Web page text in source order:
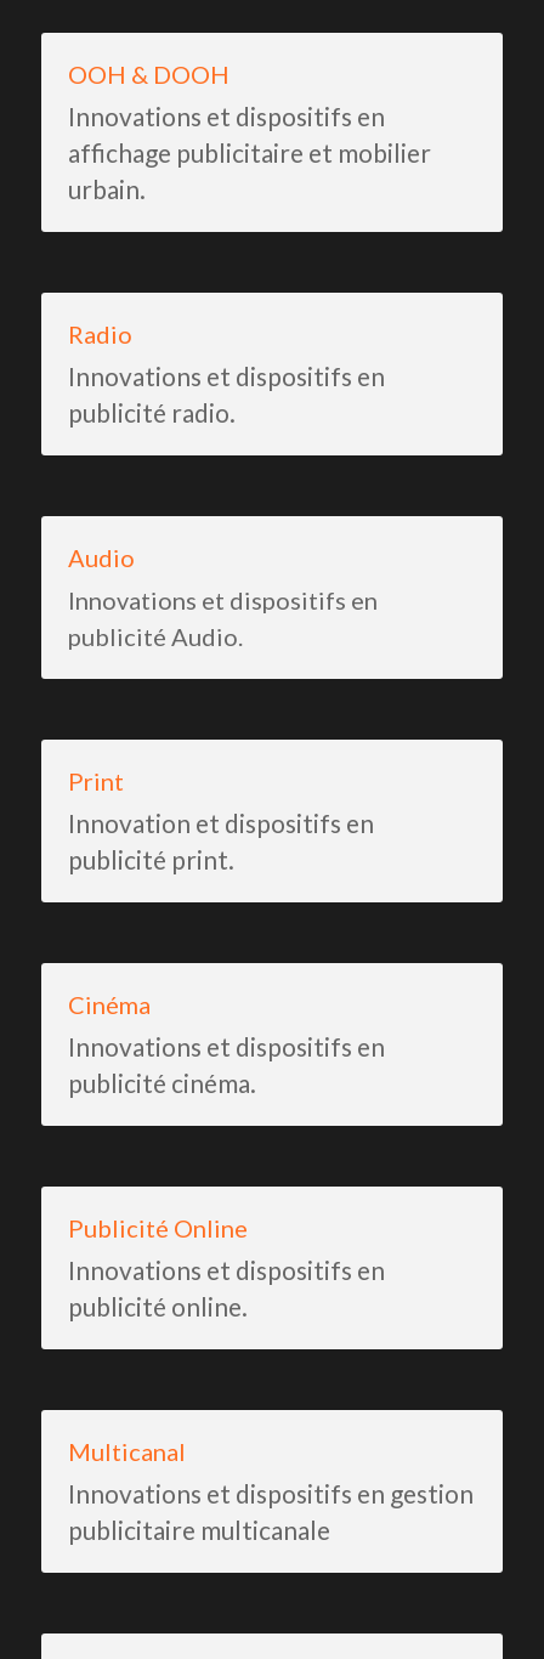
OOH & DOOH
Innovations et dispositifs en
affichage publicitaire et mobilier
urbain.
Radio
Innovations et dispositifs en
publicité radio.
Audio
Innovations et dispositifs en
publicité Audio.
Print
Innovation et dispositifs en
publicité print.
Cinéma
Innovations et dispositifs en
publicité cinéma.
Publicité Online
Innovations et dispositifs en
publicité online.
Multicanal
Innovations et dispositifs en gestion
publicitaire multicanale